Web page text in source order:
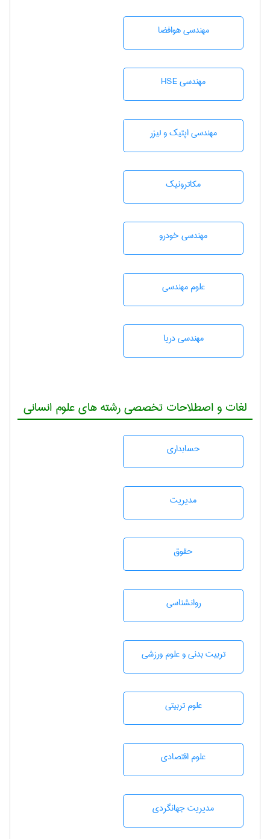
مهندسی هوافضا
مهندسی HSE
مهندسی اپتیک و لیزر
مکاترونیک
مهندسی خودرو
علوم مهندسی
مهندسی دریا
لغات و اصطلاحات تخصصی رشته های علوم انسانی
حسابداری
مديريت
حقوق
روانشناسی
تربيت بدنی و علوم ورزشی
علوم تربيتی
علوم اقتصادی
مديريت جهانگردی